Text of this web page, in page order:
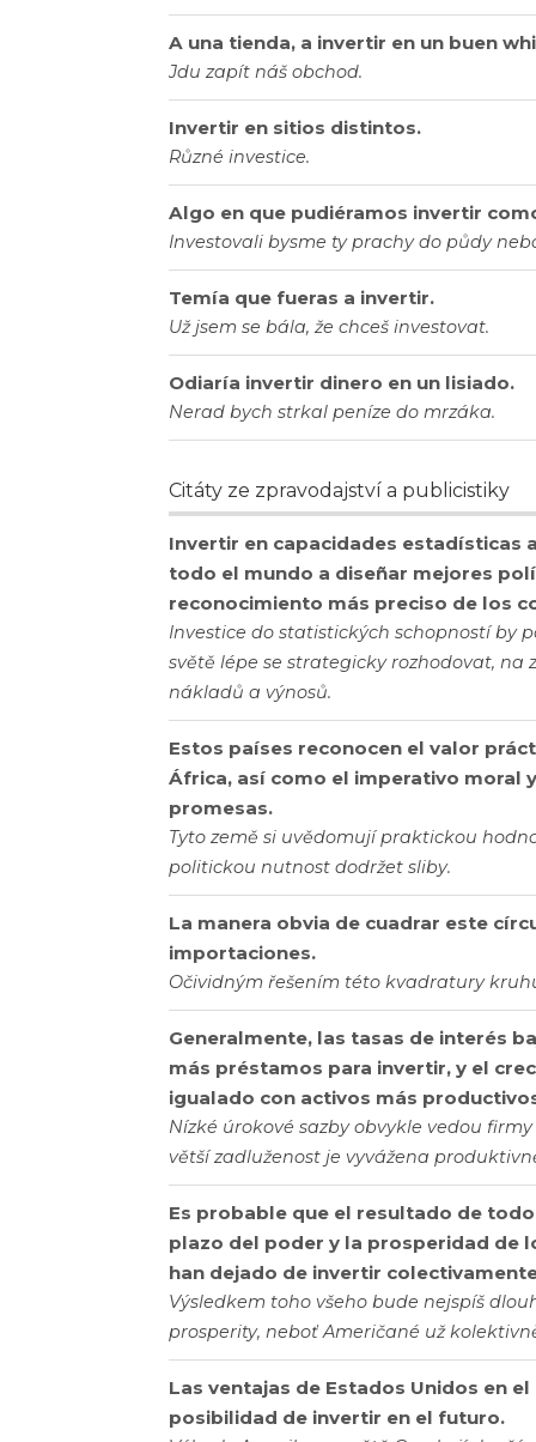
A una tienda, a invertir en un buen
Jdu zapít náš obchod.
Invertir en sitios distintos.
Různé investice.
Algo en que pudiéramos invertir
Investovali bysme ty prachy do půdy
Temía que fueras a invertir.
Už jsem se bála, že chceš investovat.
Odiaría invertir dinero en un lisiado.
Nerad bych strkal peníze do mrzáka.
Citáty ze zpravodajství a publicistiky
Invertir en capacidades estadísticas
todo el mundo a diseñar mejores
reconocimiento más preciso de los
Investice do statistických schopností by
světě lépe se strategicky rozhodovat, na
nákladů a výnosů.
Estos países reconocen el valor
África, así como el imperativo moral
promesas.
Tyto země si uvědomují praktickou
politickou nutnost dodržet sliby.
La manera obvia de cuadrar este
importaciones.
Očividným řešením této kvadratury
Generalmente, las tasas de interés
más préstamos para invertir, y el
igualado con activos más
Nízké úrokové sazby obvykle vedou
větší zadluženost je vyvážena
Es probable que el resultado de
plazo del poder y la prosperidad de
han dejado de invertir
Výsledkem toho všeho bude nejspíš
prosperity, neboť Američané už
Las ventajas de Estados Unidos en
posibilidad de invertir en el futuro.